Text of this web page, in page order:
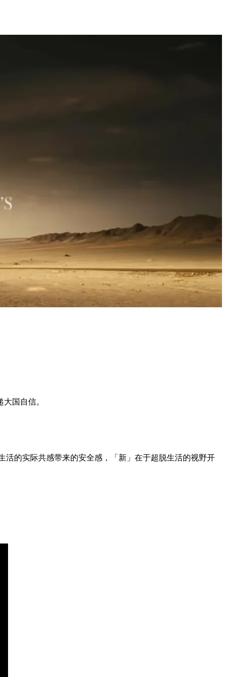
国自信。
的实际共感带来的安全感，「新」在于超脱生活的视野开